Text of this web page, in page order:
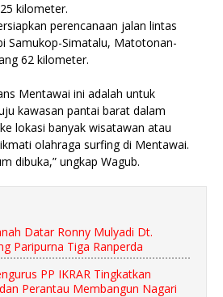
kilometer.
perencanaan jalan lintas
Samukop-Simatalu, Matotonan-
62 kilometer.
Mentawai ini adalah untuk
kawasan pantai barat dalam
lokasi banyak wisatawan atau
olahraga surfing di Mentawai.
dibuka,” ungkap Wagub.
Datar Ronny Mulyadi Dt.
Paripurna Tiga Ranperda
PP IKRAR Tingkatkan
Perantau Membangun Nagari